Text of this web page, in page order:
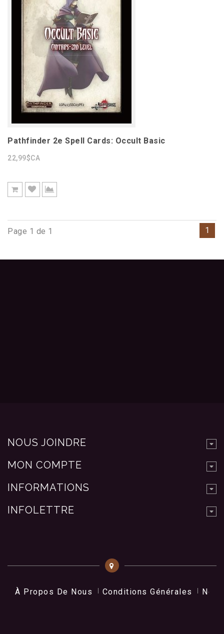
Pathfinder 2e Spell Cards: Occult Basic
22,99$CA
Page 1 de 1 1
NOUS JOINDRE
MON COMPTE
INFORMATIONS
INFOLETTRE
À Propos De Nous Conditions Générales Nos